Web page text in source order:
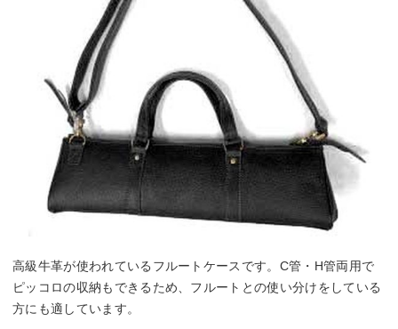
高級牛革が使われているフルートケースです。C管・H管両用で
ピッコロの収納もできるため、フルートとの使い分けをしている
方にも適しています。